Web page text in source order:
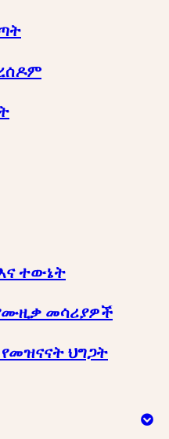
ተውኔት
መሳሪያዎች
ህግጋት